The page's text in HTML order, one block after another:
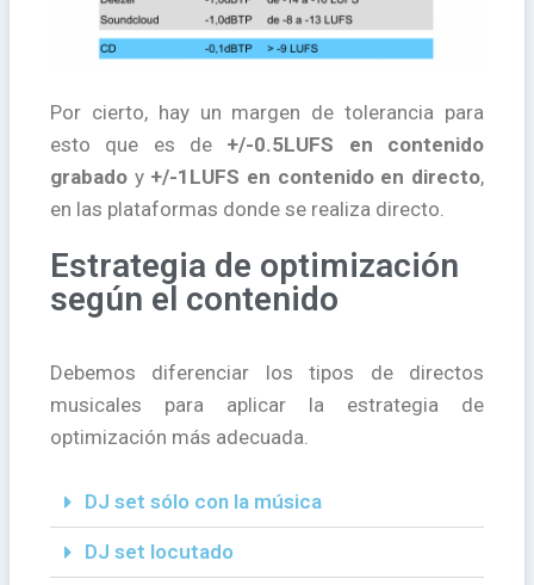
Por cierto, hay un margen de tolerancia para
esto que es de +/-0.5LUFS en contenido
grabado y +/-1LUFS en contenido en directo,
en las plataformas donde se realiza directo.
Estrategia de optimización
según el contenido
Debemos diferenciar los tipos de directos
musicales para aplicar la estrategia de
optimización más adecuada.
DJ set sólo con la música
DJ set locutado